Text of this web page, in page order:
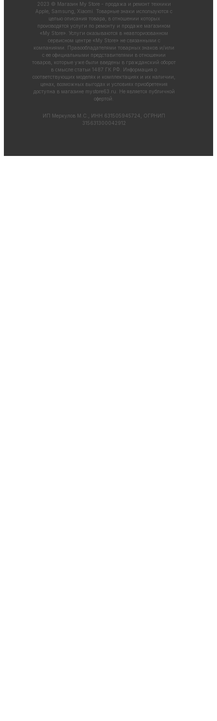
2023 © Магазин My Store - продажа и ремонт техники
Apple, Samsung, Xiaomi. Товарные знаки используются с
целью описания товара, в отношении которых
производятся услуги по ремонту и продаже магазином
«My Store». Услуги оказываются в неавторизованном
сервисном центре «My Store» не связанными с
компаниями. Правообладателями товарных знаков и/или
с ее официальными представителями в отношении
товаров, которые уже были введены в гражданский оборот
в смысле статьи 1487 ГК РФ. Информация о
соответствующих моделях и комплектациях и их наличии,
ценах, возможных выгодах и условиях приобретения
доступна в магазине mystore63.ru . Не является публичной
офертой.
ИП Меркулов М.С., ИНН 631505945724, ОГРНИП
315631300042912